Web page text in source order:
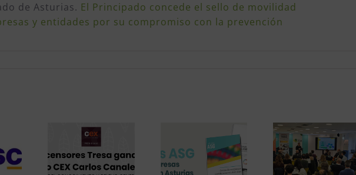
de Asturias. El Principado concede el sello de movilidad
y entidades por su compromiso con la prevención